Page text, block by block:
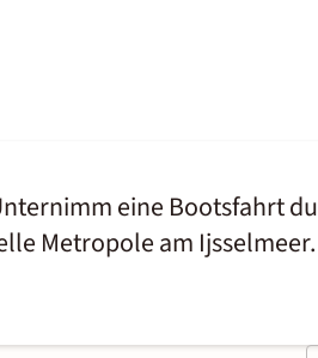
eine Bootsfahrt
Metropole am Ijsselmeer.